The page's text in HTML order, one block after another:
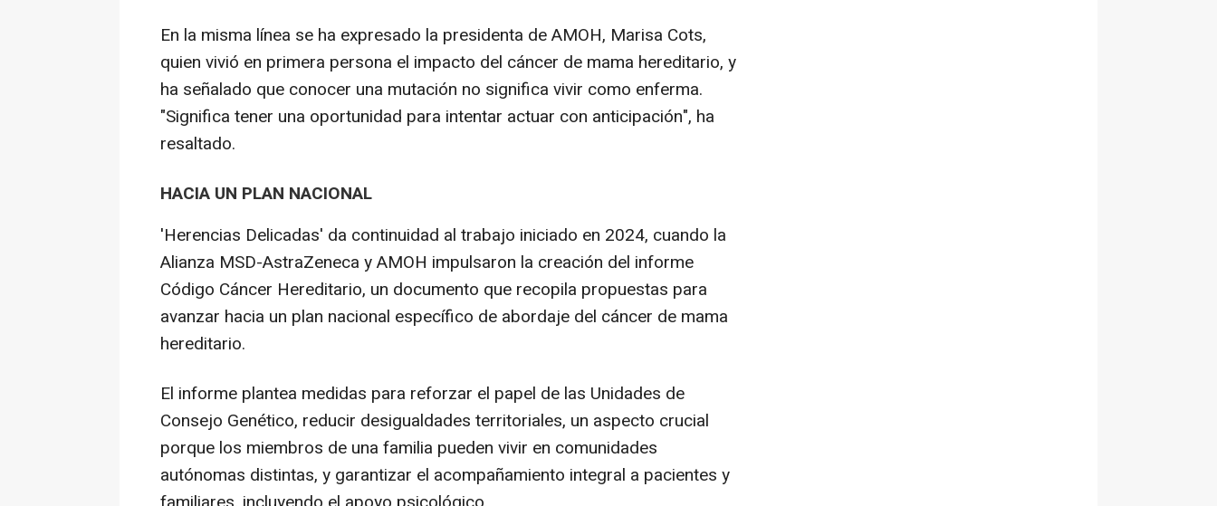
En la misma línea se ha expresado la presidenta de AMOH, Marisa Cots,
quien vivió en primera persona el impacto del cáncer de mama hereditario, y
ha señalado que conocer una mutación no significa vivir como enferma.
"Significa tener una oportunidad para intentar actuar con anticipación", ha
resaltado.
HACIA UN PLAN NACIONAL
'Herencias Delicadas' da continuidad al trabajo iniciado en 2024, cuando la
Alianza MSD-AstraZeneca y AMOH impulsaron la creación del informe
Código Cáncer Hereditario, un documento que recopila propuestas para
avanzar hacia un plan nacional específico de abordaje del cáncer de mama
hereditario.
El informe plantea medidas para reforzar el papel de las Unidades de
Consejo Genético, reducir desigualdades territoriales, un aspecto crucial
porque los miembros de una familia pueden vivir en comunidades
autónomas distintas, y garantizar el acompañamiento integral a pacientes y